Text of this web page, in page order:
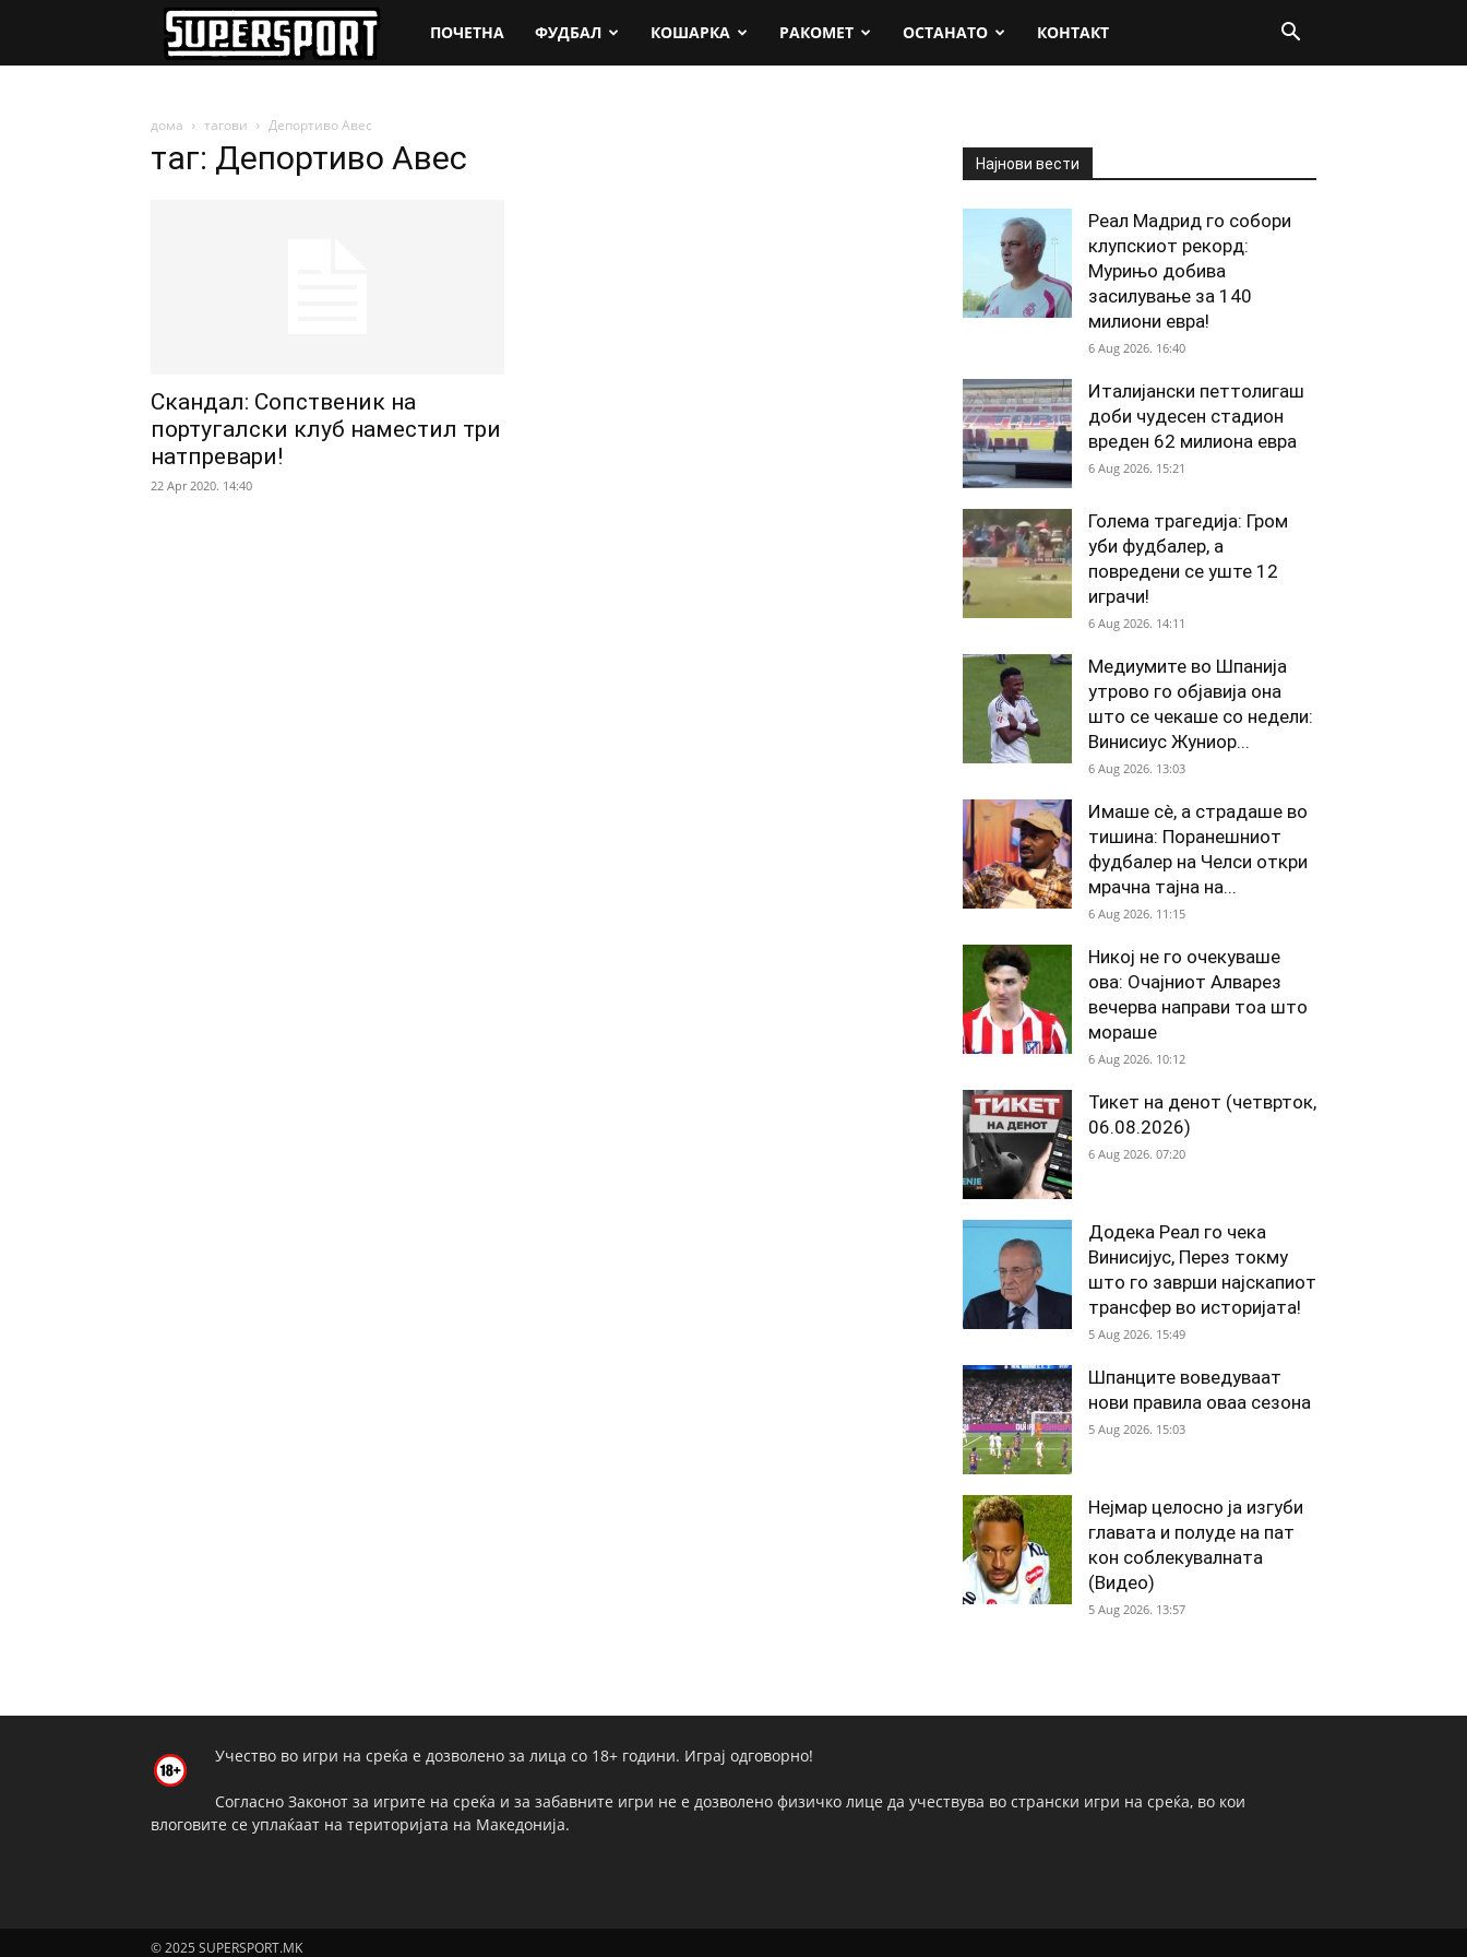
SuperSport.mk
ПОЧЕТНА ФУДБАЛ КОШАРКА РАКОМЕТ ОСТАНАТО КОНТАКТ
дома тагови Депортиво Авес
таг: Депортиво Авес
Скандал: Сопственик на
португалски клуб наместил три
натпревари!
22 Apr 2020. 14:40
Најнови вести
Реал Мадрид го собори
клупскиот рекорд:
Мурињо добива
засилување за 140
милиони евра!
6 Aug 2026. 16:40
Италијански петтолигаш
доби чудесен стадион
вреден 62 милиона евра
6 Aug 2026. 15:21
Голема трагедија: Гром
уби фудбалер, а
повредени се уште 12
играчи!
6 Aug 2026. 14:11
Медиумите во Шпанија
утрово го објавија она
што се чекаше со недели:
Винисиус Жуниор...
6 Aug 2026. 13:03
Имаше сè, а страдаше во
тишина: Поранешниот
фудбалер на Челси откри
мрачна тајна на...
6 Aug 2026. 11:15
Никој не го очекуваше
ова: Очајниот Алварез
вечерва направи тоа што
мораше
6 Aug 2026. 10:12
Тикет на денот (четврток,
06.08.2026)
6 Aug 2026. 07:20
Додека Реал го чека
Винисијус, Перез токму
што го заврши најскапиот
трансфер во историјата!
5 Aug 2026. 15:49
Шпанците воведуваат
нови правила оваа сезона
5 Aug 2026. 15:03
Нејмар целосно ја изгуби
главата и полуде на пат
кон соблекувалната
(Видео)
5 Aug 2026. 13:57
Учество во игри на среќа е дозволено за лица со 18+ години. Играј одговорно!
Согласно Законот за игрите на среќа и за забавните игри не е дозволено физичко лице да учествува во странски игри на среќа, во кои
влоговите се уплаќаат на територијата на Македонија.
© 2025 SUPERSPORT.MK